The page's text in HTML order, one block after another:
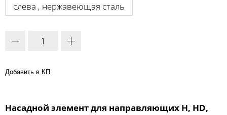
слева , нержавеющая сталь
Добавить в КП
Насадной элемент для направляющих H, HD,